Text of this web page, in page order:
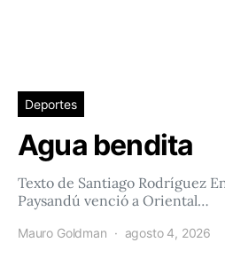
Deportes
Agua bendita
Texto de Santiago Rodríguez
Paysandú venció a Oriental…
Mauro Goldman agosto 4, 2026